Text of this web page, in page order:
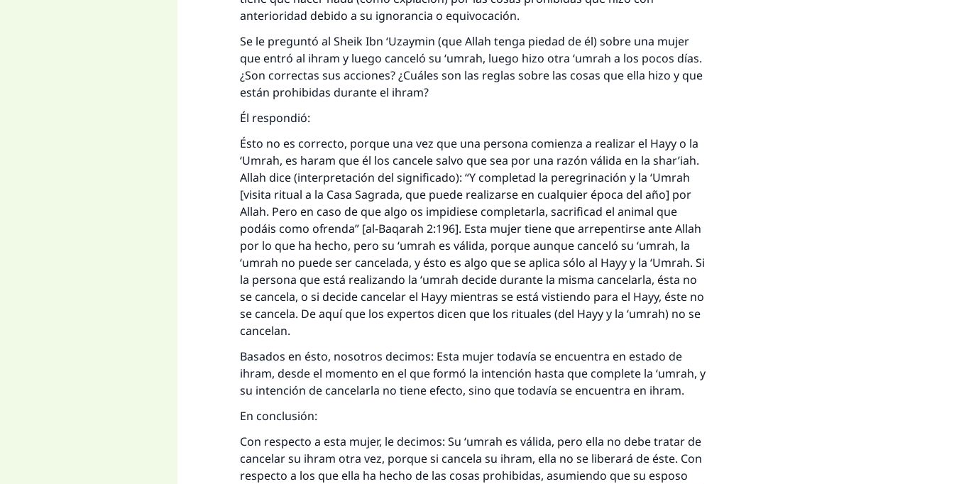
anterioridad debido a su ignorancia o equivocación.
Se le preguntó al Sheik Ibn ‘Uzaymin (que Allah tenga piedad de él) sobre una mujer
que entró al ihram y luego canceló su ‘umrah, luego hizo otra ‘umrah a los pocos días.
¿Son correctas sus acciones? ¿Cuáles son las reglas sobre las cosas que ella hizo y que
están prohibidas durante el ihram?
Él respondió:
Ésto no es correcto, porque una vez que una persona comienza a realizar el Hayy o la
‘Umrah, es haram que él los cancele salvo que sea por una razón válida en la shar’iah.
Allah dice (interpretación del significado): “Y completad la peregrinación y la ‘Umrah
[visita ritual a la Casa Sagrada, que puede realizarse en cualquier época del año] por
Allah. Pero en caso de que algo os impidiese completarla, sacrificad el animal que
podáis como ofrenda” [al-Baqarah 2:196]. Esta mujer tiene que arrepentirse ante Allah
por lo que ha hecho, pero su ‘umrah es válida, porque aunque canceló su ‘umrah, la
‘umrah no puede ser cancelada, y ésto es algo que se aplica sólo al Hayy y la ‘Umrah. Si
la persona que está realizando la ‘umrah decide durante la misma cancelarla, ésta no
se cancela, o si decide cancelar el Hayy mientras se está vistiendo para el Hayy, éste no
se cancela. De aquí que los expertos dicen que los rituales (del Hayy y la ‘umrah) no se
cancelan.
Basados en ésto, nosotros decimos: Esta mujer todavía se encuentra en estado de
ihram, desde el momento en el que formó la intención hasta que complete la ‘umrah, y
su intención de cancelarla no tiene efecto, sino que todavía se encuentra en ihram.
En conclusión:
Con respecto a esta mujer, le decimos: Su ‘umrah es válida, pero ella no debe tratar de
cancelar su ihram otra vez, porque si cancela su ihram, ella no se liberará de éste. Con
respecto a los que ella ha hecho de las cosas prohibidas, asumiendo que su esposo
La respuesta no. 110845 salvó un matrimonio.
Desde la Q hasta la A, su contribución ayuda a IslamQA.